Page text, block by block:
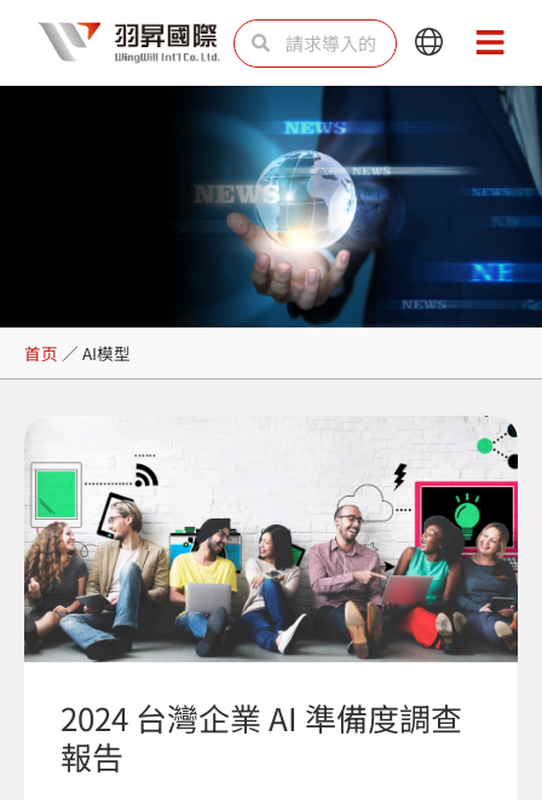
内
SearchSearch
Main
Menu
Main
Menu
AI模型
首页 ／ AI模型
2024 台灣企業 AI 準備度調查
報告